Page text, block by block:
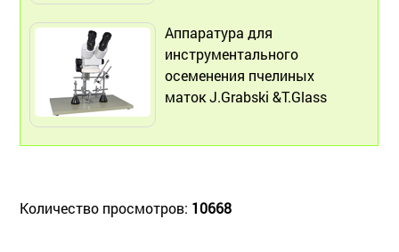
Аппаратура для
инструментального
осеменения пчелиных
маток J.Grabski &T.Glass
Количество просмотров: 10668